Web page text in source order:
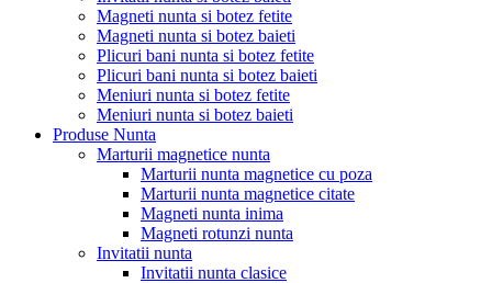
Magneti nunta si botez fetite
Magneti nunta si botez baieti
Plicuri bani nunta si botez fetite
Plicuri bani nunta si botez baieti
Meniuri nunta si botez fetite
Meniuri nunta si botez baieti
Produse Nunta
Marturii magnetice nunta
Marturii nunta magnetice cu poza
Marturii nunta magnetice citate
Magneti nunta inima
Magneti rotunzi nunta
Invitatii nunta
Invitatii nunta clasice